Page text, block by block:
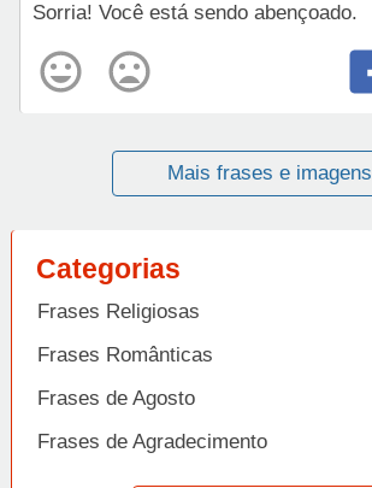
Sorria! Você está sendo abençoado.
Mais frases e imagens
Categorias
Frases Religiosas
Frases Românticas
Frases de Agosto
Frases de Agradecimento